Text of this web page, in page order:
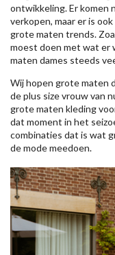
ontwikkeling. Er komen
verkopen, maar er is
grote maten trends.
moest doen met wat er
maten dames steeds
Wij hopen grote maten
de plus size vrouw van
grote maten kleding
dat moment in het
combinaties dat is wat
de mode meedoen.